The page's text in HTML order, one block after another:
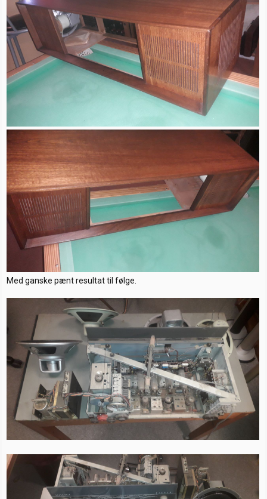
Med ganske pænt resultat til følge.